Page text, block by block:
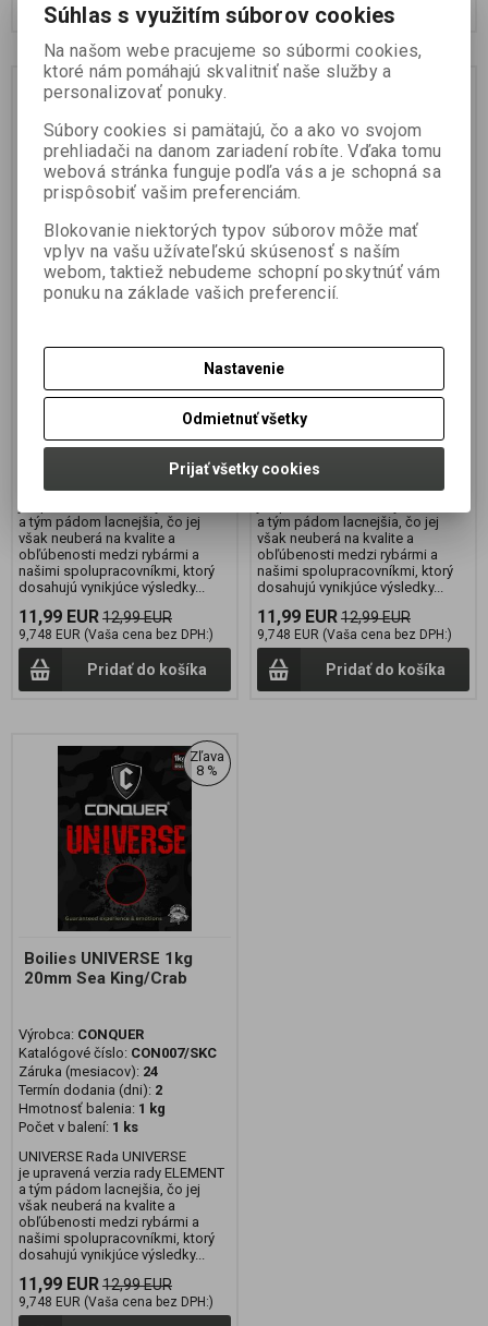
Novinka
Zľava
8 %
Boilies UNIVERSE 1kg
Katalógové číslo:CON007/LSB
Záruka (mesiacov):
Hmotnosť balenia:1 kg
UNIVERSE Rada UNIVERSE
a tým pádom lacnejšia, čo jej
však neuberá na kvalite a
obľúbenosti medzi rybármi a
našimi spolupracovníkmi, ktorý
dosahujú vynikjúce výsledky...
11,99 EUR12,99 EUR
9,748 EUR (Vaša cena bez DPH:)
Pridať do košíka
Novinka
Boilies UNIVERSE 1kg
Výrobca:
Katalógové číslo:CON007/RRF
Termín dodania (dni):
Hmotnosť balenia:1 kg
Počet v balení:
UNIVERSE Rada UNIVERSE
a tým pádom lacnejšia, čo jej
však neuberá na kvalite a
obľúbenosti medzi rybármi a
našimi spolupracovníkmi, ktorý
dosahujú vynikjúce výsledky...
11,99 EUR12,99 EUR
9,748 EUR (Vaša cena bez DPH:)
Pridať do košíka
Zľava
8 %
Boilies UNIVERSE 1kg
20mm Sea King/Crab
Výrobca: CONQUER
Katalógové číslo: CON007/SKC
Záruka (mesiacov): 24
Termín dodania (dni): 2
Hmotnosť balenia: 1 kg
Počet v balení: 1 ks
UNIVERSE Rada UNIVERSE
je upravená verzia rady ELEMENT
a tým pádom lacnejšia, čo jej
však neuberá na kvalite a
obľúbenosti medzi rybármi a
našimi spolupracovníkmi, ktorý
dosahujú vynikjúce výsledky...
11,99 EUR12,99 EUR
9,748 EUR (Vaša cena bez DPH:)
Súhlas s využitím súborov cookies
Na našom webe pracujeme so súbormi cookies,
ktoré nám pomáhajú skvalitniť naše služby a
personalizovať ponuky.
Súbory cookies si pamätajú, čo a ako vo svojom
prehliadači na danom zariadení robíte. Vďaka tomu
webová stránka funguje podľa vás a je schopná sa
prispôsobiť vašim preferenciám.
Blokovanie niektorých typov súborov môže mať
vplyv na vašu užívateľskú skúsenosť s naším
webom, taktiež nebudeme schopní poskytnúť vám
ponuku na základe vašich preferencií.
Nastavenie
Odmietnuť všetky
Prijať všetky cookies